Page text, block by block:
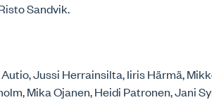
Sandvik.
Jussi Herrainsilta, Iiris Härmä,
Mika Ojanen, Heidi Patronen, Jani